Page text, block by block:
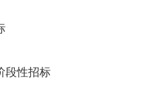
段性招标